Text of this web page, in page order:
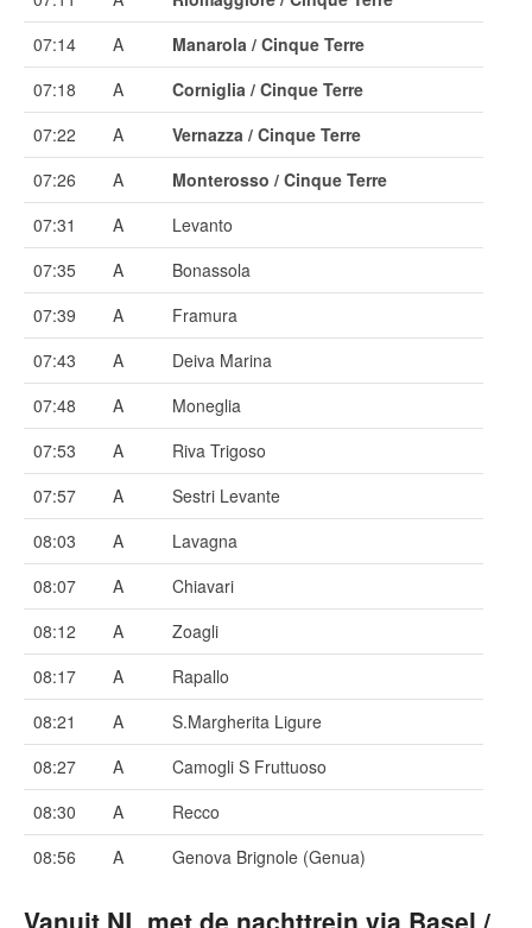
07:14
A
Manarola / Cinque Terre
07:18
A
Corniglia / Cinque Terre
07:22
A
Vernazza / Cinque Terre
07:26
A
Monterosso / Cinque Terre
07:31
A
Levanto
07:35
A
Bonassola
07:39
A
Framura
07:43
A
Deiva Marina
07:48
A
Moneglia
07:53
A
Riva Trigoso
07:57
A
Sestri Levante
08:03
A
Lavagna
08:07
A
Chiavari
08:12
A
Zoagli
08:17
A
Rapallo
08:21
A
S.Margherita Ligure
08:27
A
Camogli S Fruttuoso
08:30
A
Recco
08:56
A Genova Brignole (Genua)
Vanuit NL met de nachttrein via Basel /